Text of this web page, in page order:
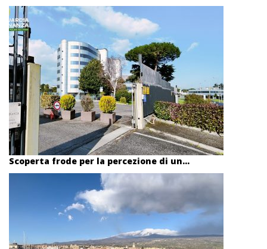
Scoperta frode per la percezione di un...